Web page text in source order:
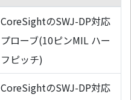
CoreSightのSWJ-DP対応
プローブ(10ピンMIL ハー
フピッチ)
CoreSightのSWJ-DP対応